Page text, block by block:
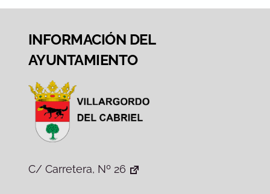
INFORMACIÓN DEL
AYUNTAMIENTO
C/ Carretera, Nº 26